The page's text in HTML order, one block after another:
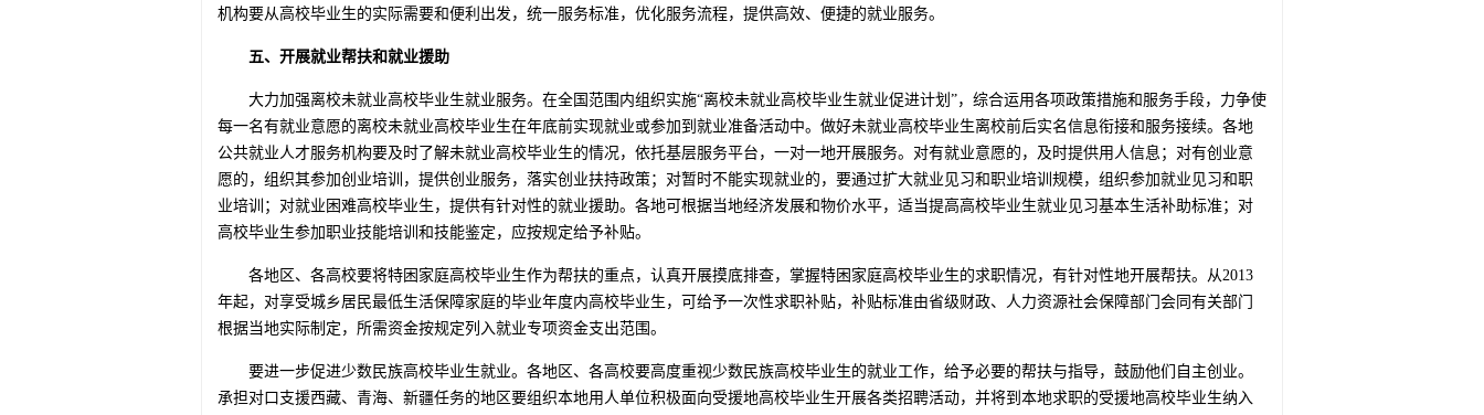
机构要从高校毕业生的实际需要和便利出发，统一服务标准，优化服务流程，提供高效、便捷的就业服务。
五、开展就业帮扶和就业援助
大力加强离校未就业高校毕业生就业服务。在全国范围内组织实施“离校未就业高校毕业生就业促进计划”，综合运用各项政策措施和服务手段，力争使
每一名有就业意愿的离校未就业高校毕业生在年底前实现就业或参加到就业准备活动中。做好未就业高校毕业生离校前后实名信息衔接和服务接续。各地
公共就业人才服务机构要及时了解未就业高校毕业生的情况，依托基层服务平台，一对一地开展服务。对有就业意愿的，及时提供用人信息；对有创业意
愿的，组织其参加创业培训，提供创业服务，落实创业扶持政策；对暂时不能实现就业的，要通过扩大就业见习和职业培训规模，组织参加就业见习和职
业培训；对就业困难高校毕业生，提供有针对性的就业援助。各地可根据当地经济发展和物价水平，适当提高高校毕业生就业见习基本生活补助标准；对
高校毕业生参加职业技能培训和技能鉴定，应按规定给予补贴。
各地区、各高校要将特困家庭高校毕业生作为帮扶的重点，认真开展摸底排查，掌握特困家庭高校毕业生的求职情况，有针对性地开展帮扶。从2013
年起，对享受城乡居民最低生活保障家庭的毕业年度内高校毕业生，可给予一次性求职补贴，补贴标准由省级财政、人力资源社会保障部门会同有关部门
根据当地实际制定，所需资金按规定列入就业专项资金支出范围。
要进一步促进少数民族高校毕业生就业。各地区、各高校要高度重视少数民族高校毕业生的就业工作，给予必要的帮扶与指导，鼓励他们自主创业。
承担对口支援西藏、青海、新疆任务的地区要组织本地用人单位积极面向受援地高校毕业生开展各类招聘活动，并将到本地求职的受援地高校毕业生纳入